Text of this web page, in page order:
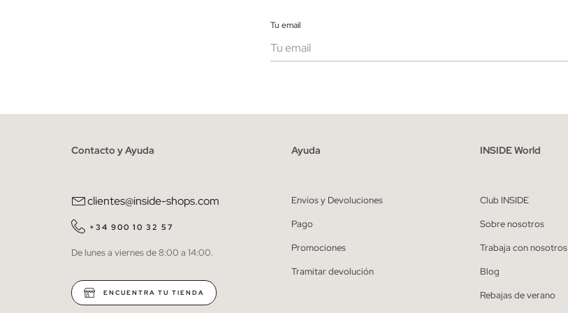
Tu email
* Puedes cancelar la suscripción en cualquier momento.
Contacto y Ayuda
clientes@inside-shops.com
+34 900 10 32 57
De lunes a viernes de 8:00 a 14:00.
ENCUENTRA TU TIENDA
Ayuda
Envíos y Devoluciones
Pago
Promociones
Tramitar devolución
INSIDE World
Club INSIDE
Sobre nosotros
Trabaja con nosotros
Blog
Rebajas de verano